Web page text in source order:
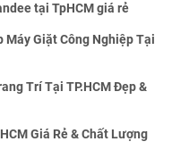
tại TpHCM giá rẻ
Máy Giặt Công Nghiệp Tại
Trí Tại TP.HCM Đẹp &
Giá Rẻ & Chất Lượng